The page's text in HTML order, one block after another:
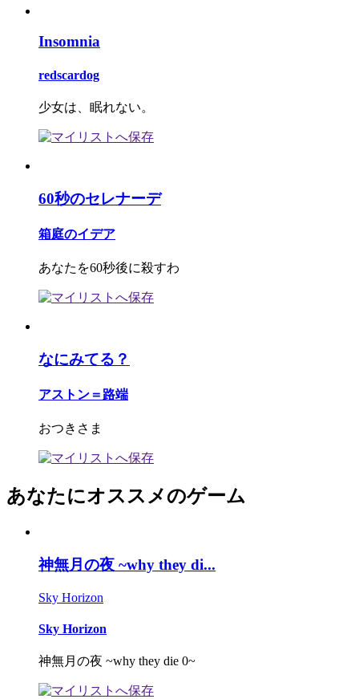
Insomnia
redscardog
少女は、眠れない。
60秒のセレナーデ
箱庭のイデア
あなたを60秒後に殺すわ
なにみてる？
アストン＝路端
おつきさま
あなたにオススメのゲーム
神無月の夜 ~why they di...
Sky Horizon
Sky Horizon
神無月の夜 ~why they die 0~